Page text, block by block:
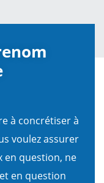
à concrétiser à
voulez assurer
en question, ne
en question